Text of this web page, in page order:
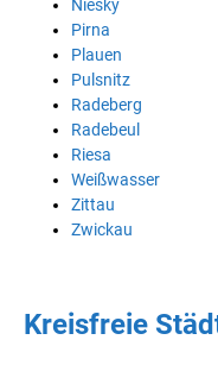
Niesky
Pirna
Plauen
Pulsnitz
Radeberg
Radebeul
Riesa
Weißwasser
Zittau
Zwickau
Kreisfreie